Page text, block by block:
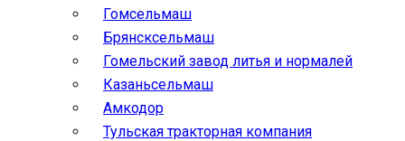
Гомсельмаш
Брянсксельмаш
Гомельский завод литья и нормалей
Казаньсельмаш
Амкодор
Тульская тракторная компания